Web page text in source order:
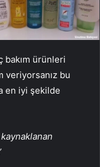
bakım ürünleri
veriyorsanız bu
en iyi şekilde
kaynaklanan